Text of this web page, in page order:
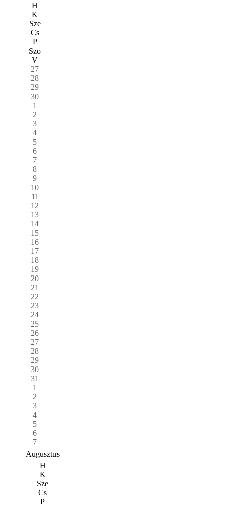
H
K
Sze
Cs
P
Szo
V
27
28
29
30
1
2
3
4
5
6
7
8
9
10
11
12
13
14
15
16
17
18
19
20
21
22
23
24
25
26
27
28
29
30
31
1
2
3
4
5
6
7
Augusztus
H
K
Sze
Cs
P